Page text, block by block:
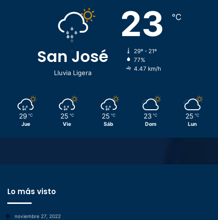
San José
Lluvia Ligera
23 ℃
29º - 21º
77%
4.47 km/h
29 ℃
Jue
25 ℃
Vie
25 ℃
Sáb
23 ℃
Dom
25 ℃
Lun
Lo más visto
noviembre 27, 2022